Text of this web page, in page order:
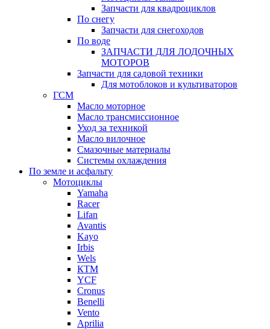
Запчасти для квадроциклов
По снегу
Запчасти для снегоходов
По воде
ЗАПЧАСТИ ДЛЯ ЛОДОЧНЫХ
МОТОРОВ
Запчасти для садовой техники
Для мотоблоков и культиваторов
ГСМ
Масло моторное
Масло трансмиссионное
Уход за техникой
Масло вилочное
Смазочные материалы
Системы охлаждения
По земле и асфальту
Мотоциклы
Yamaha
Racer
Lifan
Avantis
Kayo
Irbis
Wels
КТМ
YCF
Cronus
Benelli
Vento
Aprilia